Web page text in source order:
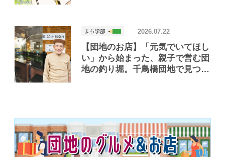
【団地のお店】「元気でいてほし
い」から始まった、親子で営む団
地の釣り堀。千鳥橋団地で見つけ
2026.07.22